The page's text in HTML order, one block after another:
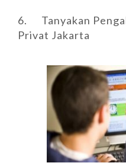
6. Tanyakan
Privat Jakarta